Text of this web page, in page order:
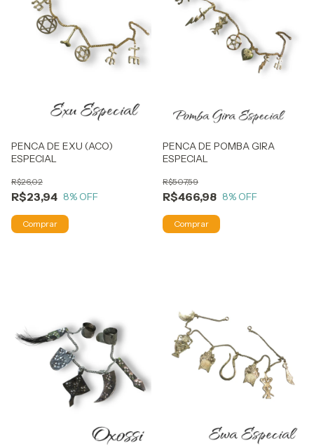
PENCA DE EXU (ACO)
ESPECIAL
R$23,94
R$26,02
8% OFF
PENCA DE POMBA GIRA
ESPECIAL
R$466,98
R$507,59
8% OFF